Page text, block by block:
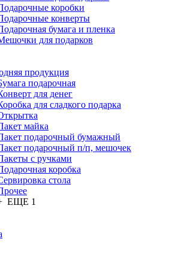
коробки
конверты
бумага и пленка
для подарков
продукция
подарочная
для денег
для сладкого подарка
майка
подарочный бумажный
подарочный п/п, мешочек
с ручками
коробка
стола
ЕЩЕ 1